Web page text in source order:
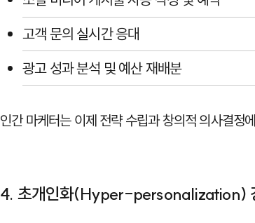
고객 문의 실시간 응대
광고 성과 분석 및 예산 재배분
인간 마케터는 이제 전략 수립과 창의적 의사결정
4. 초개인화(Hyper-personalization)